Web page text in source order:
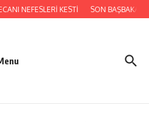
NEFESLERİ KESTİ SON BAŞBAKAN